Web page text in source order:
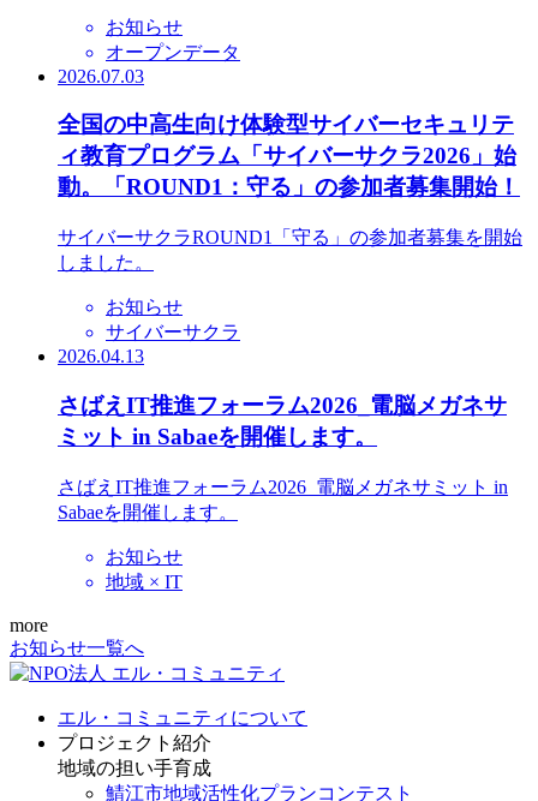
お知らせ
オープンデータ
2026.07.03
全国の中高生向け体験型サイバーセキュリテ
ィ教育プログラム「サイバーサクラ2026」始
動。「ROUND1：守る」の参加者募集開始！
サイバーサクラROUND1「守る」の参加者募集を開始
しました。
お知らせ
サイバーサクラ
2026.04.13
さばえIT推進フォーラム2026_電脳メガネサ
ミット in Sabaeを開催します。
さばえIT推進フォーラム2026_電脳メガネサミット in
Sabaeを開催します。
お知らせ
地域 × IT
more
お知らせ一覧へ
エル・コミュニティについて
プロジェクト紹介
地域の担い手育成
鯖江市地域活性化プランコンテスト